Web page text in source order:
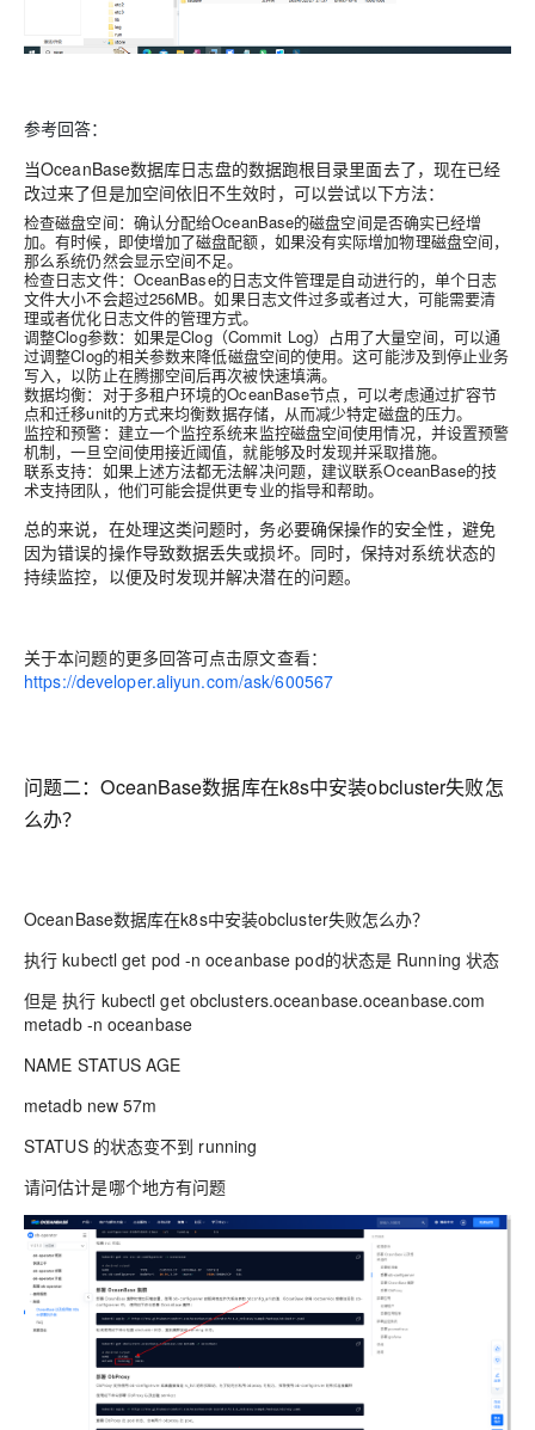
参考回答：
当OceanBase数据库日志盘的数据跑根目录里面去了，现在已经
改过来了但是加空间依旧不生效时，可以尝试以下方法：
检查磁盘空间：确认分配给OceanBase的磁盘空间是否确实已经增
加。有时候，即使增加了磁盘配额，如果没有实际增加物理磁盘空间，
那么系统仍然会显示空间不足。
检查日志文件：OceanBase的日志文件管理是自动进行的，单个日志
文件大小不会超过256MB。如果日志文件过多或者过大，可能需要清
理或者优化日志文件的管理方式。
调整Clog参数：如果是Clog（Commit Log）占用了大量空间，可以通
过调整Clog的相关参数来降低磁盘空间的使用。这可能涉及到停止业务
写入，以防止在腾挪空间后再次被快速填满。
数据均衡：对于多租户环境的OceanBase节点，可以考虑通过扩容节
点和迁移unit的方式来均衡数据存储，从而减少特定磁盘的压力。
监控和预警：建立一个监控系统来监控磁盘空间使用情况，并设置预警
机制，一旦空间使用接近阈值，就能够及时发现并采取措施。
联系支持：如果上述方法都无法解决问题，建议联系OceanBase的技
术支持团队，他们可能会提供更专业的指导和帮助。
总的来说，在处理这类问题时，务必要确保操作的安全性，避免
因为错误的操作导致数据丢失或损坏。同时，保持对系统状态的
持续监控，以便及时发现并解决潜在的问题。
关于本问题的更多回答可点击原文查看：
https://developer.aliyun.com/ask/600567
问题二：OceanBase数据库在k8s中安装obcluster失败怎
么办？
OceanBase数据库在k8s中安装obcluster失败怎么办？
执行 kubectl get pod -n oceanbase pod的状态是 Running 状态
但是 执行 kubectl get obclusters.oceanbase.oceanbase.com
metadb -n oceanbase
NAME STATUS AGE
metadb new 57m
STATUS 的状态变不到 running
请问估计是哪个地方有问题